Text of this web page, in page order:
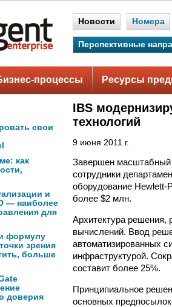
Новости Номера
Перспективные
процессы Ресурсы
свои
как
и
— наиболее
для
формулу
зрения
больше
доверия
IBS
технологий
9 июня 2011 г.
Завершен масштабный
сотрудники
оборудование Hewlett-
более $2 млн.
Архитектура решения,
вычислений. Ввод
автоматизированных
инфраструктурой.
составит более 25%.
Принципиальное
основных